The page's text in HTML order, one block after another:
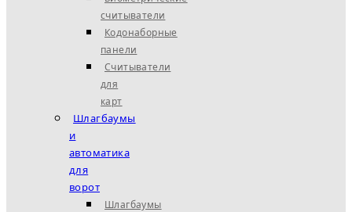
считыватели
Кодонаборные
панели
Считыватели
для
карт
Шлагбаумы
и
автоматика
для
ворот
Шлагбаумы